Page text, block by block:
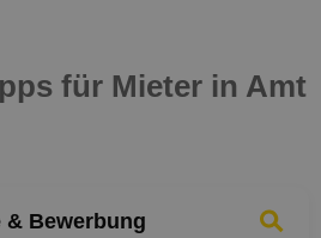
für Mieter in Amt
Bewerbung